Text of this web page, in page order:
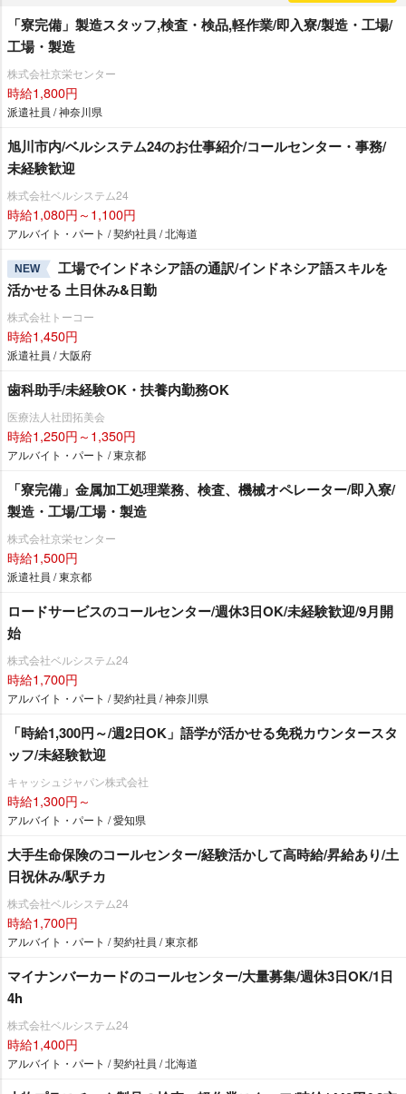
「寮完備」製造スタッフ,検査・検品,軽作業/即入寮/製造・工場/
工場・製造
株式会社京栄センター
時給1,800円
派遣社員 / 神奈川県
旭川市内/ベルシステム24のお仕事紹介/コールセンター・事務/
未経験歓迎
株式会社ベルシステム24
時給1,080円～1,100円
アルバイト・パート / 契約社員 / 北海道
NEW
工場でインドネシア語の通訳/インドネシア語スキルを
活かせる 土日休み&日勤
株式会社トーコー
時給1,450円
派遣社員 / 大阪府
歯科助手/未経験OK・扶養内勤務OK
医療法人社団拓美会
時給1,250円～1,350円
アルバイト・パート / 東京都
「寮完備」金属加工処理業務、検査、機械オペレーター/即入寮/
製造・工場/工場・製造
株式会社京栄センター
時給1,500円
派遣社員 / 東京都
ロードサービスのコールセンター/週休3日OK/未経験歓迎/9月開
始
株式会社ベルシステム24
時給1,700円
アルバイト・パート / 契約社員 / 神奈川県
「時給1,300円～/週2日OK」語学が活かせる免税カウンタースタ
ッフ/未経験歓迎
キャッシュジャパン株式会社
時給1,300円～
アルバイト・パート / 愛知県
大手生命保険のコールセンター/経験活かして高時給/昇給あり/土
日祝休み/駅チカ
株式会社ベルシステム24
時給1,700円
アルバイト・パート / 契約社員 / 東京都
マイナンバーカードのコールセンター/大量募集/週休3日OK/1日
4h
株式会社ベルシステム24
時給1,400円
アルバイト・パート / 契約社員 / 北海道